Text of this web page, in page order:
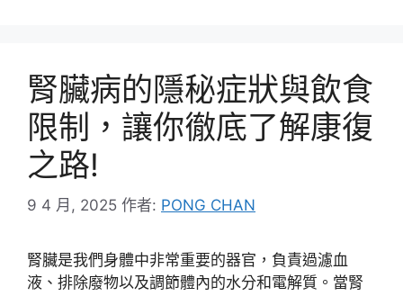
腎臟病的隱秘症狀與飲食
限制，讓你徹底了解康復
之路!
9 4 月, 2025 作者: PONG CHAN
腎臟是我們身體中非常重要的器官，負責過濾血
液、排除廢物以及調節體內的水分和電解質。當腎